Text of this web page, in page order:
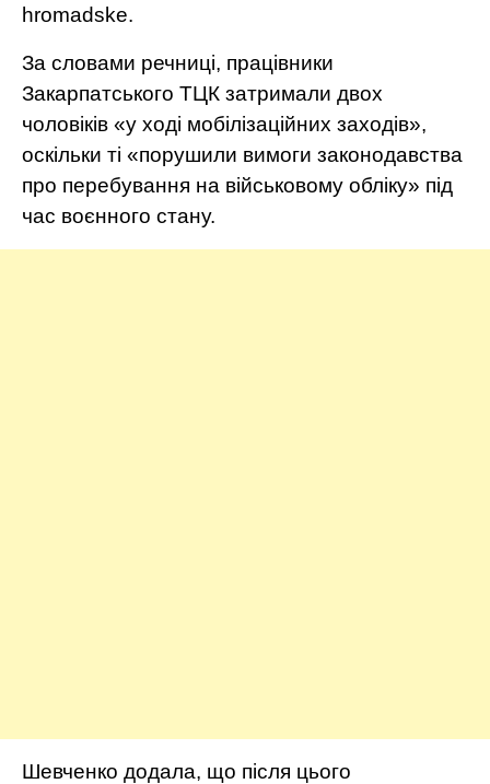
hromadske.
За словами речниці, працівники
Закарпатського ТЦК затримали двох
чоловіків «у ході мобілізаційних заходів»,
оскільки ті «порушили вимоги законодавства
про перебування на військовому обліку» під
час воєнного стану.
Шевченко додала, що після цього